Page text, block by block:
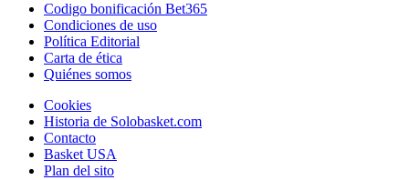
Codigo bonificación Bet365
Condiciones de uso
Política Editorial
Carta de ética
Quiénes somos
Cookies
Historia de Solobasket.com
Contacto
Basket USA
Plan del sito